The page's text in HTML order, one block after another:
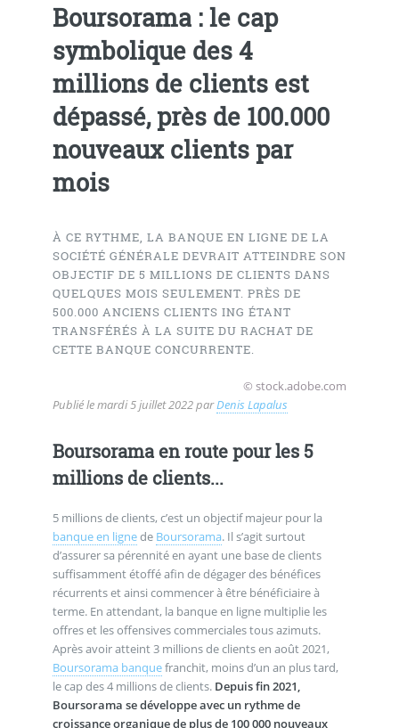
Boursorama : le cap
symbolique des 4
millions de clients est
dépassé, près de 100.000
nouveaux clients par
mois
À CE RYTHME, LA BANQUE EN LIGNE DE LA
SOCIÉTÉ GÉNÉRALE DEVRAIT ATTEINDRE SON
OBJECTIF DE 5 MILLIONS DE CLIENTS DANS
QUELQUES MOIS SEULEMENT. PRÈS DE
500.000 ANCIENS CLIENTS ING ÉTANT
TRANSFÉRÉS À LA SUITE DU RACHAT DE
CETTE BANQUE CONCURRENTE.
© stock.adobe.com
Publié lemardi 5 juillet 2022parDenis Lapalus
Boursorama en route pour les 5
millions de clients...
5 millions de clients, c’est un objectif majeur pour la
banque en lignede Boursorama. Il s’agit surtout
d’assurer sa pérennité en ayant une base de clients
suffisamment étoffé afin de dégager des bénéfices
récurrents et ainsi commencer à être bénéficiaire à
terme. En attendant, la banque en ligne multiplie les
offres et les offensives commerciales tous azimuts.
Après avoir atteint 3 millions de clients en août 2021,
Boursorama banquefranchit, moins d’un an plus tard,
le cap des 4 millions de clients. Depuis fin 2021,
Boursorama se développe avec un rythme de
croissance organique de plus de 100 000 nouveaux